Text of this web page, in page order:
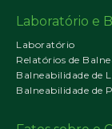
Laboratório e
Laboratório
Relatórios de
Balneabilidade de
Balneabilidade de